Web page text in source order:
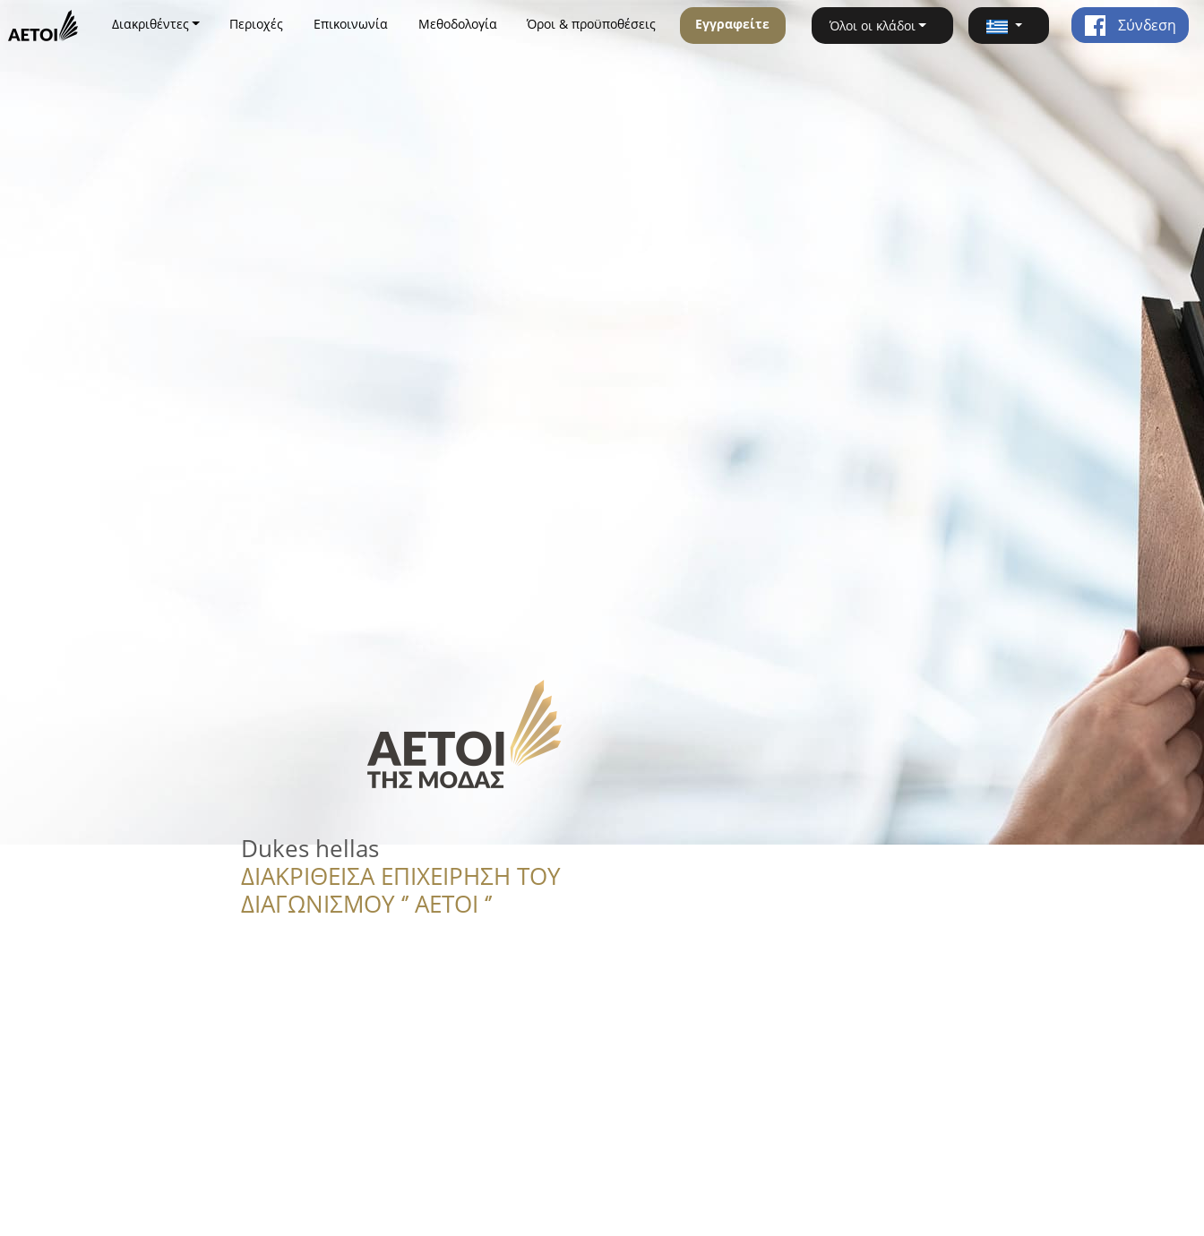
Διακριθέντες Περιοχές Επικοινωνία Μεθοδολογία Όροι & προϋποθέσεις Εγγραφείτε Όλοι οι κλάδοι Σύνδεση
Dukes hellas
ΔΙΑΚΡΙΘΕΙΣΑ ΕΠΙΧΕΙΡΗΣΗ ΤΟΥ
ΔΙΑΓΩΝΙΣΜΟΥ ‘’ ΑΕΤΟΙ ‘’